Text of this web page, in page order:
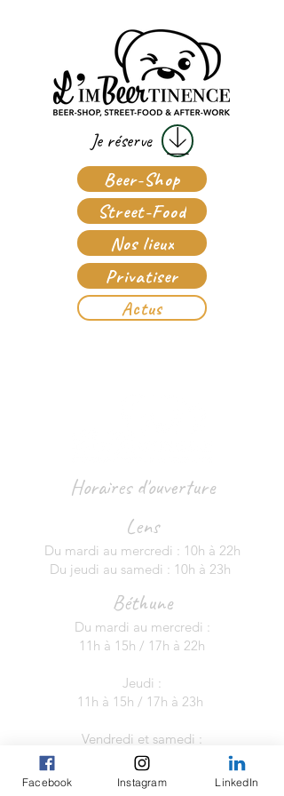
Je réserve
Beer-Shop
Street-Food
Nos lieux
Privatiser
Actus
Horaires d'ouverture
Lens
Du mardi au mercredi : 10h à 22h
Du jeudi au samedi : 10h à 23h
Béthune
Du mardi au mercredi :
11h à 15h / 17h à 22h
Jeudi :
11h à 15h / 17h à 23h
Vendredi et samedi :
Non-stop de 11h à 23h
Douai
Facebook Instagram LinkedIn